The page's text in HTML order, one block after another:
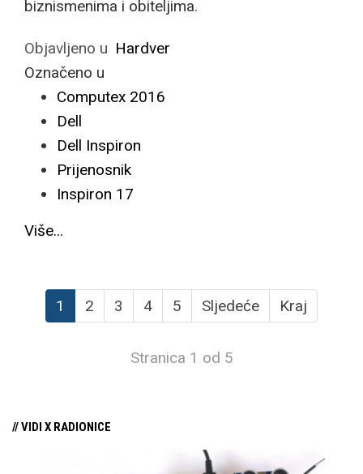
biznismenima i obiteljima.
Objavljeno u Hardver
Označeno u
Computex 2016
Dell
Dell Inspiron
Prijenosnik
Inspiron 17
Više...
1 2 3 4 5 Sljedeće Kraj
Stranica 1 od 5
// VIDI X RADIONICE